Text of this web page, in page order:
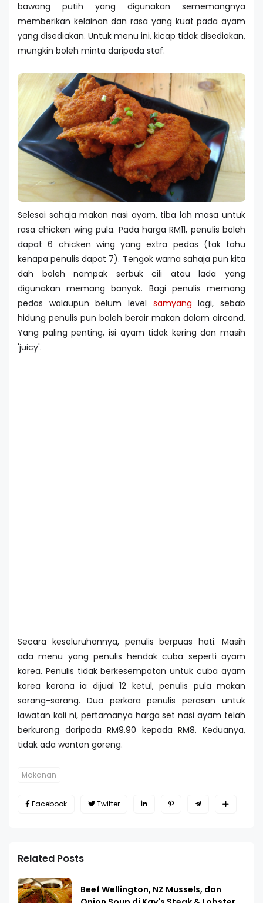
bawang putih yang digunakan sememangnya
memberikan kelainan dan rasa yang kuat pada ayam
yang disediakan. Untuk menu ini, kicap tidak disediakan,
mungkin boleh minta daripada staf.
Selesai sahaja makan nasi ayam, tiba lah masa untuk
rasa chicken wing pula. Pada harga RM11, penulis boleh
dapat 6 chicken wing yang extra pedas (tak tahu
kenapa penulis dapat 7). Tengok warna sahaja pun kita
dah boleh nampak serbuk cili atau lada yang
digunakan memang banyak. Bagi penulis memang
pedas walaupun belum level samyang lagi, sebab
hidung penulis pun boleh berair makan dalam aircond.
Yang paling penting, isi ayam tidak kering dan masih
'juicy'.
Secara keseluruhannya, penulis berpuas hati. Masih
ada menu yang penulis hendak cuba seperti ayam
korea. Penulis tidak berkesempatan untuk cuba ayam
korea kerana ia dijual 12 ketul, penulis pula makan
sorang-sorang. Dua perkara penulis perasan untuk
lawatan kali ni, pertamanya harga set nasi ayam telah
berkurang daripada RM9.90 kepada RM8. Keduanya,
tidak ada wonton goreng.
Makanan
Facebook Twitter
Related Posts
Beef Wellington, NZ Mussels, dan